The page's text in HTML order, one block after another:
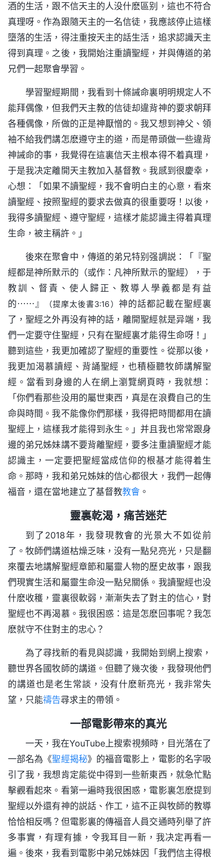
酒的生活，跟不信天主的人没什麽區别，這也不符合
真理呀。作為跟隨天主的一名信徒，我應該停止這樣
墮落的生活，得注重按天主的話生活，追求認識天主
得到真理。之後，我開始注重讀聖經，并與傳道的弟
兄們一起聚會學習。
學習聖經期間，我看到十條誡命裏明明規定人不
能拜偶像，但我們天主教的信徒却違背神的要求朝拜
各種偶像，所做的正是神厭憎的。我又想到神父、領
袖不給我們講怎麽遵守主的道，而是帶頭做一些違背
神誡命的事，我覺得在這裏信天主根本得不着真理，
于是我决定離開天主教加入基督教。我感到很慶幸，
心想：「如果不讀聖經，我不會明白主的心意，看來
讀聖經、按照聖經的要求去做真的很重要呀！以後，
我得多讀聖經、遵守聖經，這樣才能認識主得着真理
生命，被主稱許。」
後來在聚會中，傳道的弟兄特别强調説：「『聖
經都是神所默示的（或作：凡神所默示的聖經），于
教訓、督責、使人歸正、教導人學義都是有益
的⋯⋯』
（提摩太後書3:16） 神的話都記載在聖經裏
了，聖經之外再没有神的話，離開聖經就是异端，我
們一定要守住聖經，只有在聖經裏才能得生命呀！」
聽到這些，我更加確認了聖經的重要性。從那以後，
我更加渴慕讀經、背誦聖經，也積極聽牧師講解聖
經。當看到身邊的人在網上瀏覽網頁時，我就想：
「你們看那些没用的屬世東西，真是在浪費自己的生
命與時間。我不能像你們那樣，我得把時間都用在讀
聖經上，這樣我才能得到永生。」并且我也常常跟身
邊的弟兄姊妹講不要背離聖經，要多注重讀聖經才能
認識主，一定要把聖經當成信仰的根基才能得着生
命。那時，我和弟兄姊妹的信心都很大，我們一起傳
福音，還在當地建立了基督教教會 。
靈裏乾渴，痛苦迷茫
到了2018年，我發現教會的光景大不如從前
了。牧師們講道枯燥乏味，没有一點兒亮光，只是翻
來覆去地講解聖經章節和屬靈人物的歷史故事，跟我
們現實生活和屬靈生命没一點兒關係。我讀聖經也没
什麽收穫，靈裏很軟弱，漸漸失去了對主的信心，對
聖經也不再渴慕。我很困惑：這是怎麽回事呢？我怎
麽就守不住對主的忠心？
為了尋找新的看見與認識，我開始到網上搜索，
聽世界各國牧師的講道。但聽了幾次後，我發現他們
的講道也是老生常談，没有什麽新亮光，我非常失
望，只能禱告尋求主的帶領。
一部電影帶來的真光
一天，我在YouTube上搜索視頻時，目光落在了
一部名為《聖經揭秘》的福音電影上，電影的名字吸
引了我，我想肯定能從中得到一些新東西，就急忙點
擊觀看起來。看第一遍時我很困惑，電影裏怎麽提到
聖經以外還有神的説話、作工，這不正與牧師的教導
恰恰相反嗎？但電影裏的傳福音人員交通時列舉了許
多事實，有理有據，令我耳目一新，我决定再看一
遍。後來，我看到電影中弟兄姊妹因「我們信主得根